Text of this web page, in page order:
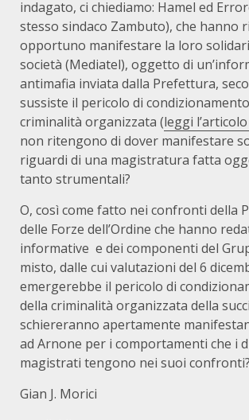
indagato, ci chiediamo: Hamel ed
stesso sindaco Zambuto), che hanno
opportuno manifestare la loro
società (Mediatel), oggetto di
antimafia inviata dalla Prefettura,
sussiste il pericolo di
criminalità organizzata (leggi
non ritengono di dover manifestare
riguardi di una magistratura fatta
tanto strumentali?
O, così come fatto nei confronti della
delle Forze dell’Ordine che hanno
informative e dei componenti del
misto, dalle cui valutazioni del 6
emergerebbe il pericolo di
della criminalità organizzata della
schiereranno apertamente
ad Arnone per i comportamenti che i
magistrati tengono nei suoi confronti?
Gian J. Morici